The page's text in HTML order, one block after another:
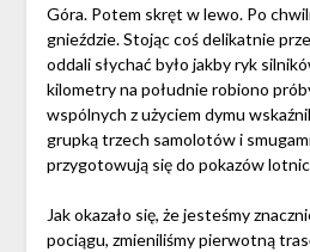
Góra. Potem skręt w lewo. Po
gnieździe. Stojąc coś delikatnie
oddali słychać było jakby ryk
kilometry na południe robiono
wspólnych z użyciem dymu
grupką trzech samolotów i
przygotowują się do pokazów
Jak okazało się, że jesteśmy
pociągu, zmieniliśmy pierwotną